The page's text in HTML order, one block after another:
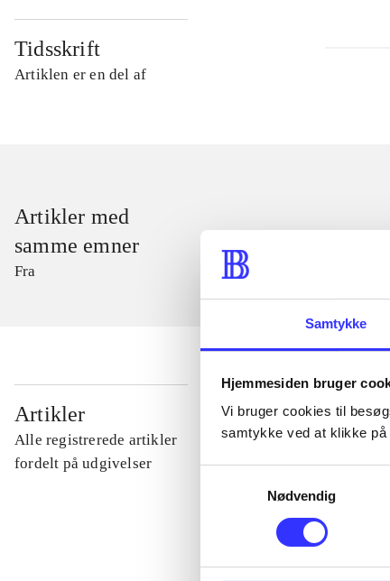
Samtykke
Hjemmesiden bruger
Vi bruger cookies til
samtykke ved at klikke på
Nødvendig
Tidsskrift
Artiklen er en del af
Artikler med
samme emner
Fra
Artikler
Alle registrerede artikler
fordelt på udgivelser
...